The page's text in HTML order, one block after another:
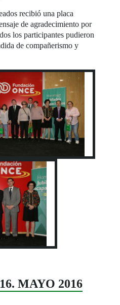
recibió una placa
de agradecimiento por
los participantes pudieron
de compañerismo y
MAYO 2016